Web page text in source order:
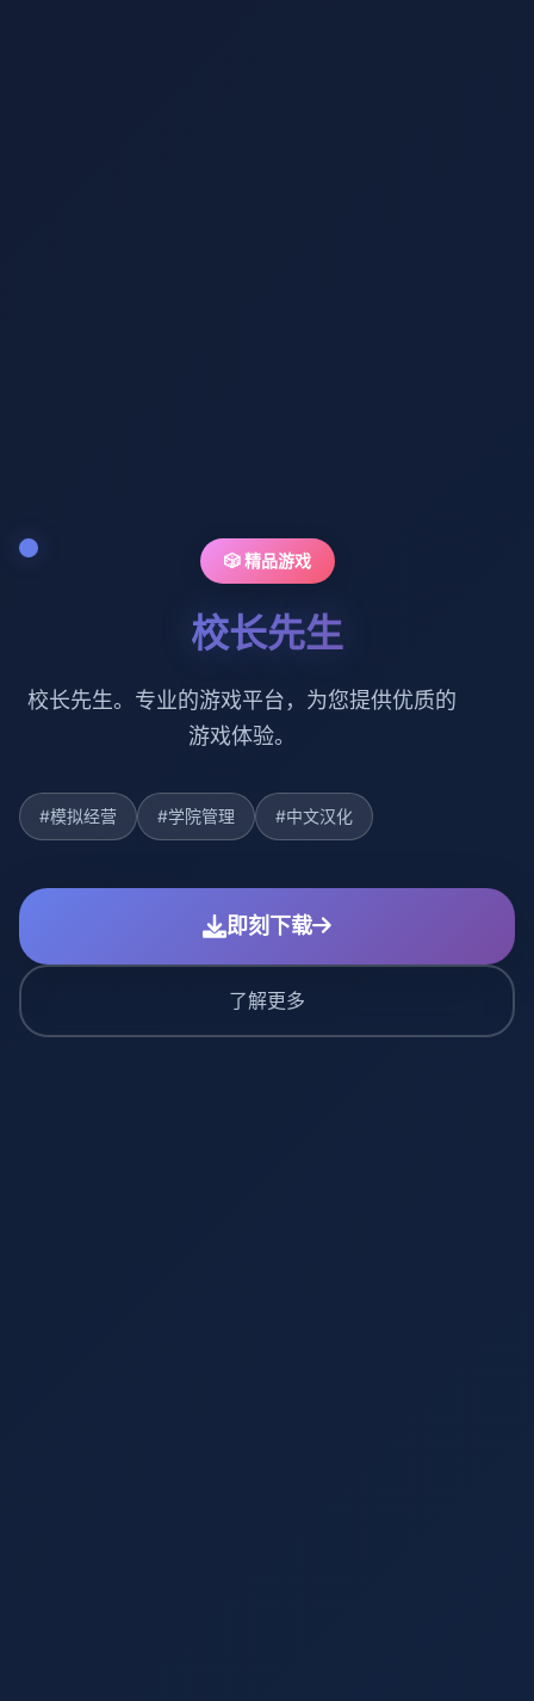
🎲 精品游戏
校长先生
校长先生。专业的游戏平台，为您提供优质的
游戏体验。
#模拟经营 #学院管理 #中文汉化
即刻下载
了解更多